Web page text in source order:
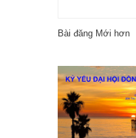
Bài đăng Mới hơn